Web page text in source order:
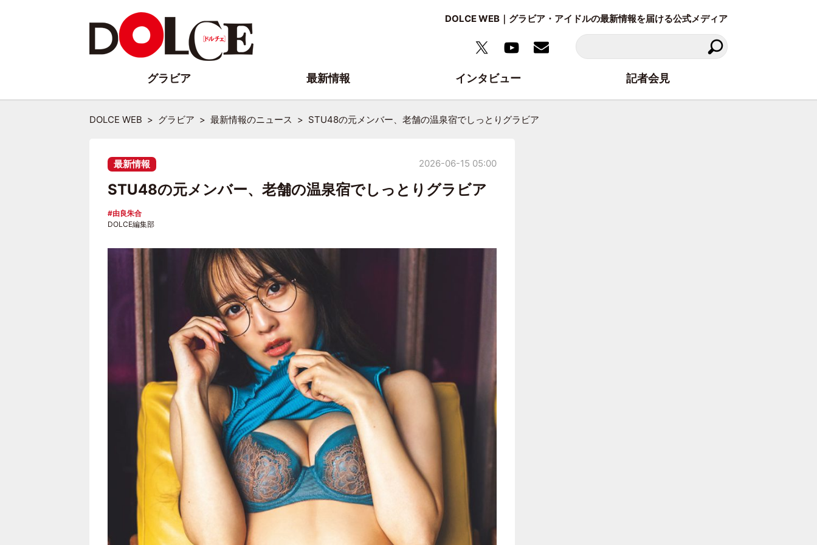
DOLCE WEB｜グラビア・アイドルの最新情報を届ける公式メディア
DOLCE WEB グラビア 最新情報のニュース STU48の元メンバー、老舗の温泉宿でしっとりグラビア
最新情報 2026-06-15 05:00
STU48の元メンバー、老舗の温泉宿でしっとりグラビア
由良朱合
DOLCE編集部
グラビア 最新情報 インタビュー 記者会見